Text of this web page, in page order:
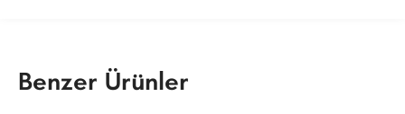
Benzer Ürünler